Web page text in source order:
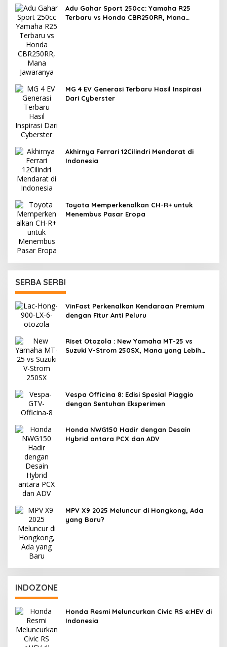
Adu Gahar Sport 250cc: Yamaha R25
Terbaru vs Honda CBR250RR, Mana
MG 4 EV Generasi Terbaru Hasil Inspirasi
Dari Cyberster
Akhirnya Ferrari 12Cilindri Mendarat di
Indonesia
Toyota Memperkenalkan CH-R+ untuk
Menembus Pasar Eropa
SERBA SERBI
VinFast Perkenalkan Kendaraan Premium
dengan Fitur Anti Peluru
Riset Otozola : New Yamaha MT-25 vs
Suzuki V-Strom 250SX, Mana yang Lebih
Vespa Officina 8: Edisi Spesial Piaggio
dengan Sentuhan Eksperimen
Honda NWG150 Hadir dengan Desain
Hybrid antara PCX dan ADV
MPV X9 2025 Meluncur di Hongkong, Ada
yang Baru?
INDOZONE
Honda Resmi Meluncurkan Civic RS e:HEV di
Indonesia